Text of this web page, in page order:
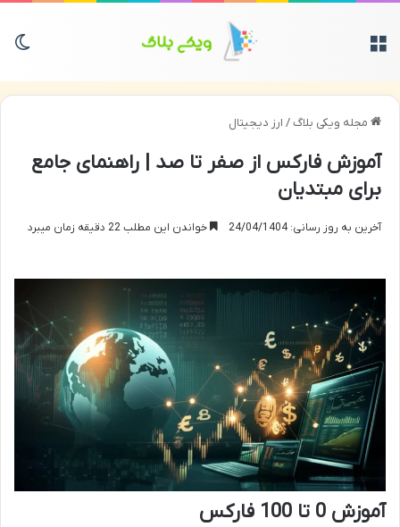
مجله ویکی بلاگ/ ارز دیجیتال
آموزش فارکس از صفر تا صد | راهنمای جامع
برای مبتدیان
آخرین به روز رسانی: 24/04/1404 خواندن این مطلب 22 دقیقه زمان میبرد
آموزش 0 تا 100 فارکس